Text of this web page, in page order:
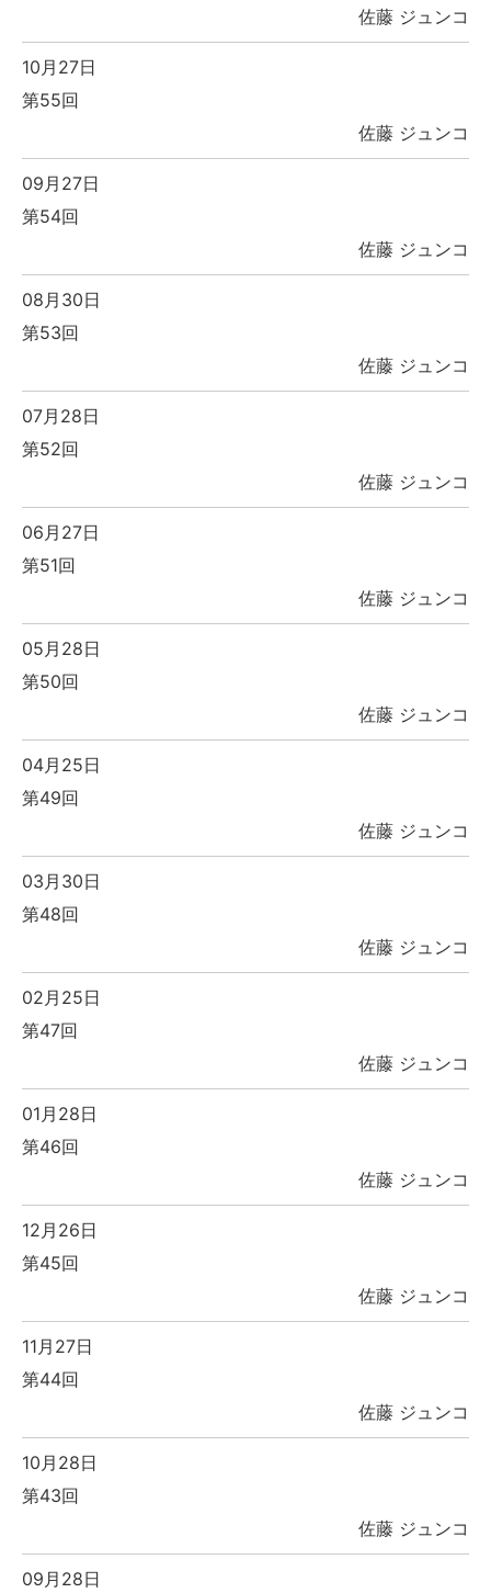
佐藤 ジュンコ
10月27日
第55回
佐藤 ジュンコ
09月27日
第54回
佐藤 ジュンコ
08月30日
第53回
佐藤 ジュンコ
07月28日
第52回
佐藤 ジュンコ
06月27日
第51回
佐藤 ジュンコ
05月28日
第50回
佐藤 ジュンコ
04月25日
第49回
佐藤 ジュンコ
03月30日
第48回
佐藤 ジュンコ
02月25日
第47回
佐藤 ジュンコ
01月28日
第46回
佐藤 ジュンコ
12月26日
第45回
佐藤 ジュンコ
11月27日
第44回
佐藤 ジュンコ
10月28日
第43回
佐藤 ジュンコ
09月28日